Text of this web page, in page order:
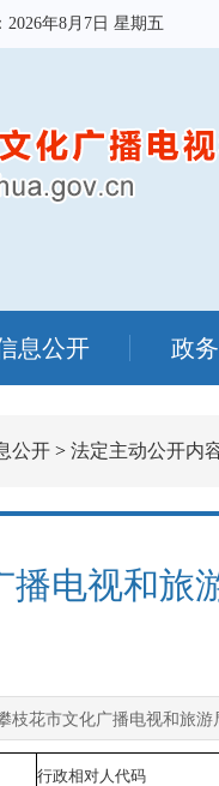
2026年8月7日 星期五
息公开 政
公开 > 法定主动公开内
播电视和旅
枝花市文化广播电视和旅游
行政相对人代码